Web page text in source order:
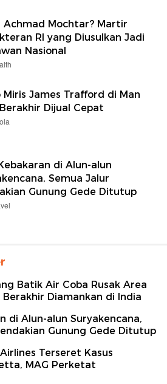
Achmad Mochtar? Martir
RI yang Diusulkan Jadi
Nasional
Miris James Trafford di Man
Dijual Cepat
di Alun-alun
Semua Jalur
Gunung Gede Ditutup
Batik Air Coba Rusak Area
Diamankan di India
di Alun-alun Suryakencana,
Gunung Gede Ditutup
Terseret Kasus
MAG Perketat